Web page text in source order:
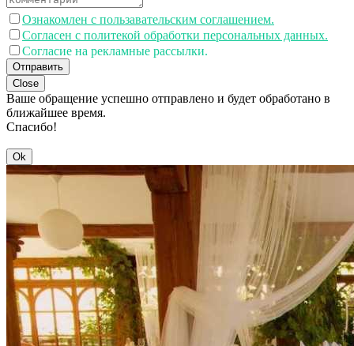
Ознакомлен с пользавательским соглашением.
Согласен с политекой обработки персональных данных.
Согласие на рекламные рассылки.
Отправить
Close
Ваше обращение успешно отправлено и будет обработано в
ближайшее время.
Спасибо!
Ok